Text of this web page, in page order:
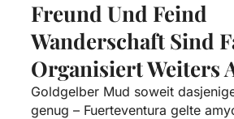
Freund Und Feind
Wanderschaft Sind
Organisiert Weiters
Goldgelber Mud soweit
genug – Fuerteventura gelte